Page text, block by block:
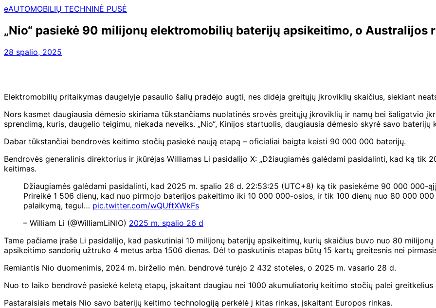
eAUTOMOBILIŲ TECHNINĖ PUSĖ
„Nio“ pasiekė 90 milijonų elektromobilių baterijų apsikeitimo, o Australijos
28 spalio, 2025
Elektromobilių pritaikymas daugelyje pasaulio šalių pradėjo augti, nes didėja greitųjų įkroviklių skaičius, siekiant
Nors kasmet daugiausia dėmesio skiriama tūkstančiams nuolatinės srovės greitųjų įkroviklių ir namų bei šaligatvio
sprendimą, kuris, daugelio teigimu, niekada neveiks. „Nio“, Kinijos startuolis, daugiausia dėmesio skyrė savo
Dabar tūkstančiai bendrovės keitimo stočių pasiekė naują etapą – oficialiai baigta keisti 90 000 000 baterijų.
Bendrovės generalinis direktorius ir įkūrėjas Williamas Li pasidalijo X: „Džiaugiamės galėdami pasidalinti, kad ką
keitimas.
Džiaugiamės galėdami pasidalinti, kad 2025 m. spalio 26 d. 22:53:25 (UTC+8) ką tik pasiekėme 90 000 000-
Prireikė 1 506 dienų, kad nuo pirmojo baterijos pakeitimo iki 10 000 000-osios, ir tik 100 dienų nuo 80 000
palaikymą, tegul… pic.twitter.com/wQUftXWkFs
– William Li (@WilliamLiNIO) 2025 m. spalio 26 d
Tame pačiame įraše Li pasidalijo, kad paskutiniai 10 milijonų baterijų apsikeitimų, kurių skaičius buvo nuo 80
apsikeitimo sandorių užtruko 4 metus arba 1506 dienas. Dėl to paskutinis etapas būtų 15 kartų greitesnis nei
Remiantis Nio duomenimis, 2024 m. birželio mėn. bendrovė turėjo 2 432 stoteles, o 2025 m. vasario 28 d.
Nuo to laiko bendrovė pasiekė keletą etapų, įskaitant daugiau nei 1000 akumuliatorių keitimo stočių palei greitkelius
Pastaraisiais metais Nio savo baterijų keitimo technologiją perkėlė į kitas rinkas, įskaitant Europos rinkas.